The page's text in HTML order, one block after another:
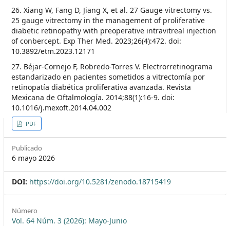
26. Xiang W, Fang D, Jiang X, et al. 27 Gauge vitrectomy vs.
25 gauge vitrectomy in the management of proliferative
diabetic retinopathy with preoperative intravitreal injection
of conbercept. Exp Ther Med. 2023;26(4):472. doi:
10.3892/etm.2023.12171
27. Béjar-Cornejo F, Robredo-Torres V. Electrorretinograma
estandarizado en pacientes sometidos a vitrectomía por
retinopatía diabética proliferativa avanzada. Revista
Mexicana de Oftalmología. 2014;88(1):16-9. doi:
10.1016/j.mexoft.2014.04.002
PDF
Publicado
6 mayo 2026
DOI: https://doi.org/10.5281/zenodo.18715419
Número
Vol. 64 Núm. 3 (2026): Mayo-Junio